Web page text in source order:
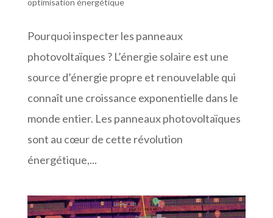
optimisation énergétique
Pourquoi inspecter les panneaux
photovoltaïques ? L’énergie solaire est une
source d’énergie propre et renouvelable qui
connaît une croissance exponentielle dans le
monde entier. Les panneaux photovoltaïques
sont au cœur de cette révolution
énergétique,...